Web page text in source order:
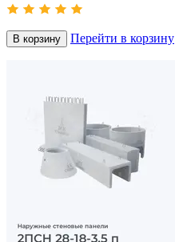
В корзину Перейти в корзину